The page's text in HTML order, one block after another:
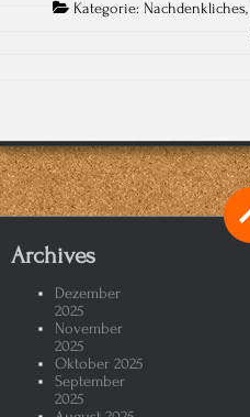
Kategorie: Nachdenkliches,
Archives
Dezember
2025
November
2025
Oktober 2025
September
2025